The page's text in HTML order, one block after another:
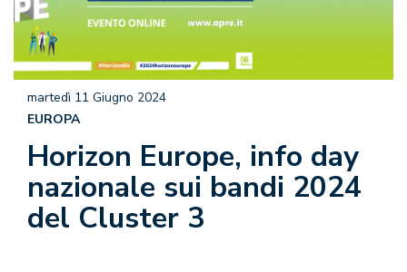
Horizon Europe, info day
nazionale sui bandi 2024
del Cluster 3
martedì 11 Giugno 2024
EUROPA